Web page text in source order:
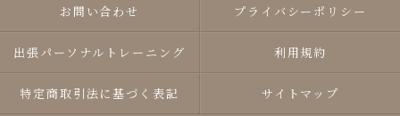
お問い合わせ プライバシーポリシー
出張パーソナルトレーニング 利用規約
特定商取引法に基づく表記 サイトマップ